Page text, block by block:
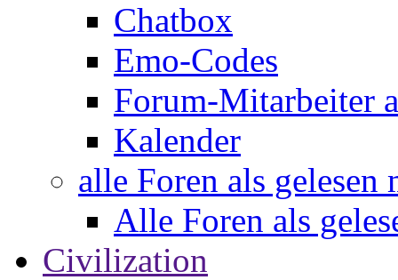
Chatbox
Emo-Codes
Forum-Mitarbeiter
Kalender
alle Foren als gelesen
Alle Foren als
Civilization